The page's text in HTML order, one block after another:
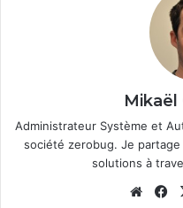
Mikaël
Administrateur Système et
société zerobug. Je
solutions à